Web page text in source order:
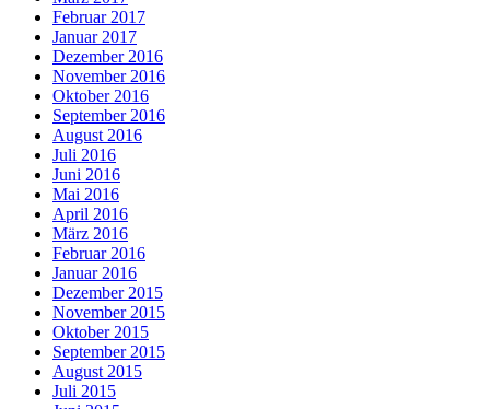
Februar 2017
Januar 2017
Dezember 2016
November 2016
Oktober 2016
September 2016
August 2016
Juli 2016
Juni 2016
Mai 2016
April 2016
März 2016
Februar 2016
Januar 2016
Dezember 2015
November 2015
Oktober 2015
September 2015
August 2015
Juli 2015